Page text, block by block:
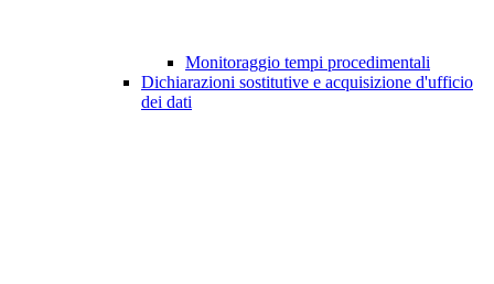
Monitoraggio tempi procedimentali
Dichiarazioni sostitutive e acquisizione d'ufficio
dei dati